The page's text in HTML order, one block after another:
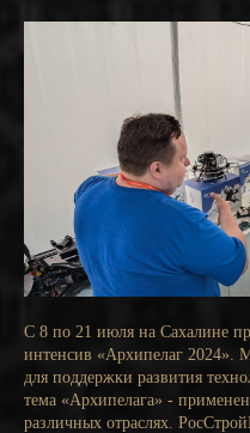
С 8 по 21 июля на Сахалине
интенсив «Архипелаг 2024».
для поддержки развития
тема «Архипелага» -
различных отраслях.